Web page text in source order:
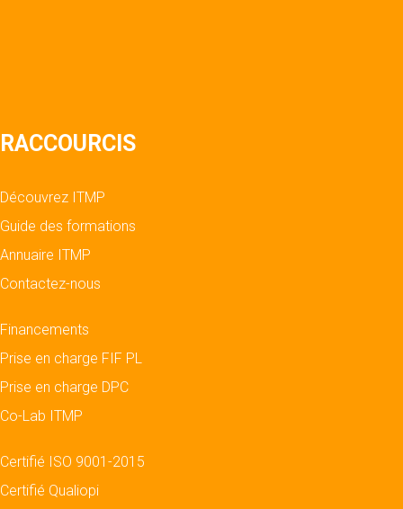
RACCOURCIS
Découvrez ITMP
Guide des formations
Annuaire ITMP
Contactez-nous
Financements
Prise en charge FIF PL
Prise en charge DPC
Co-Lab ITMP
Certifié ISO 9001-2015
Certifié Qualiopi